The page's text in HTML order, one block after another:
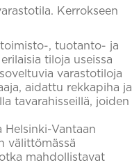
Kerrokseen
, tuotanto- ja
tiloja useissa
varastotiloja
aidattu rekkapiha ja
tavarahisseillä, joiden
Helsinki-Vantaan
välittömässä
mahdollistavat